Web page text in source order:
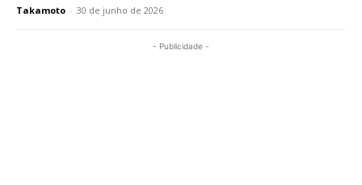
Takamoto - 30 de junho de 2026
- Publicidade -